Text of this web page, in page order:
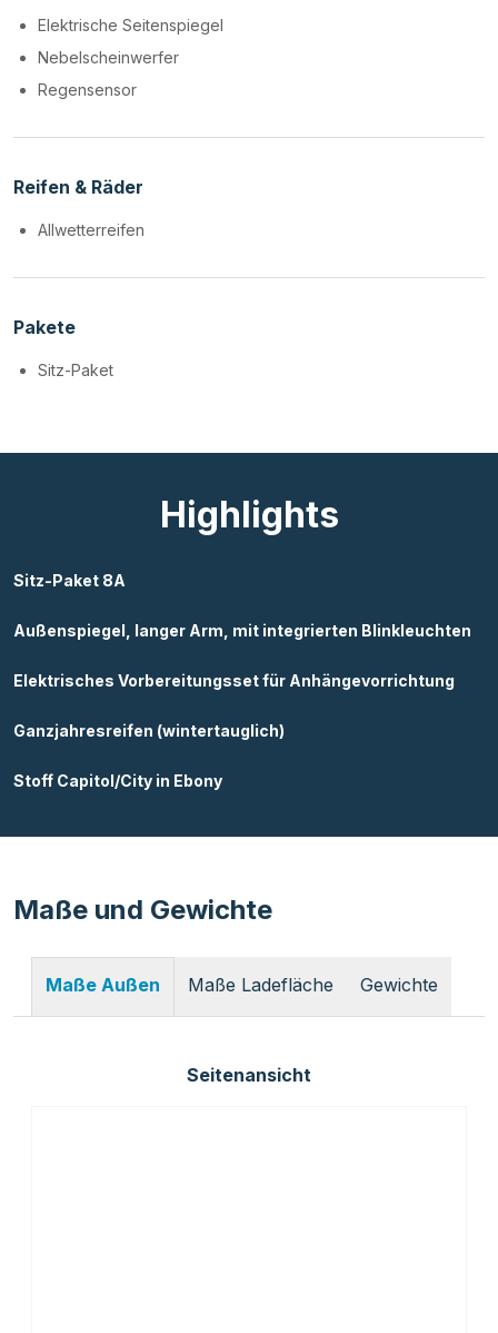
Elektrische Seitenspiegel
Nebelscheinwerfer
Regensensor
Reifen & Räder
Allwetterreifen
Pakete
Sitz-Paket
Highlights
Sitz-Paket 8A
Außenspiegel, langer Arm, mit integrierten Blinkleuchten
Elektrisches Vorbereitungsset für Anhängevorrichtung
Ganzjahresreifen (wintertauglich)
Stoff Capitol/City in Ebony
Maße und Gewichte
Maße Außen Maße Ladefläche Gewichte
Seitenansicht